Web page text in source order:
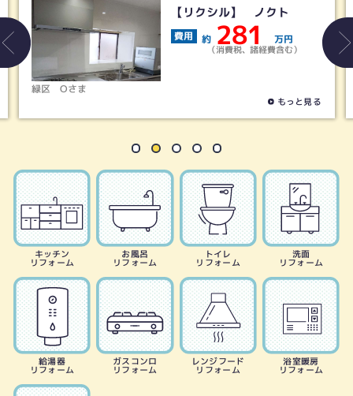
）
名古屋市天白区
【タカラ】リフィット
費用 約 145 万円
（消費税、諸経費含む）
キッチン
リフォーム
お風呂
リフォーム
トイレ
リフォーム
洗面
リフォーム
給湯器
リフォーム
ガスコンロ
リフォーム
レンジフード
リフォーム
浴室暖房
リフォーム